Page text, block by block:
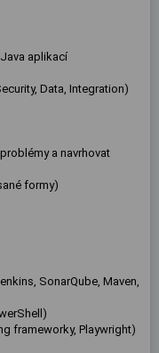
aplikací
Data, Integration)
a navrhovat
formy)
SonarQube, Maven,
frameworky, Playwright)